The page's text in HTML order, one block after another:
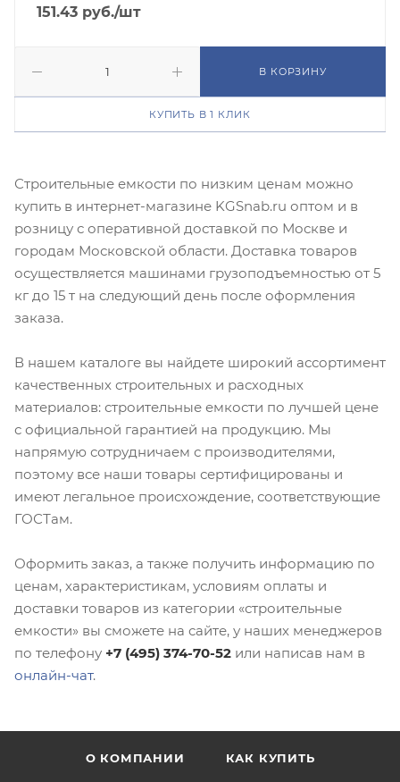
151.43 руб./шт
В КОРЗИНУ
КУПИТЬ В 1 КЛИК
Строительные емкости по низким ценам можно
купить в интернет-магазине KGSnab.ru оптом и в
розницу с оперативной доставкой по Москве и
городам Московской области. Доставка товаров
осуществляется машинами грузоподъемностью от 5
кг до 15 т на следующий день после оформления
заказа.
В нашем каталоге вы найдете широкий ассортимент
качественных строительных и расходных
материалов: строительные емкости по лучшей цене
с официальной гарантией на продукцию. Мы
напрямую сотрудничаем с производителями,
поэтому все наши товары сертифицированы и
имеют легальное происхождение, соответствующие
ГОСТам.
Оформить заказ, а также получить информацию по
ценам, характеристикам, условиям оплаты и
доставки товаров из категории «строительные
емкости» вы сможете на сайте, у наших менеджеров
по телефону +7 (495) 374-70-52 или написав нам в
онлайн-чат.
О КОМПАНИИ КАК КУПИТЬ